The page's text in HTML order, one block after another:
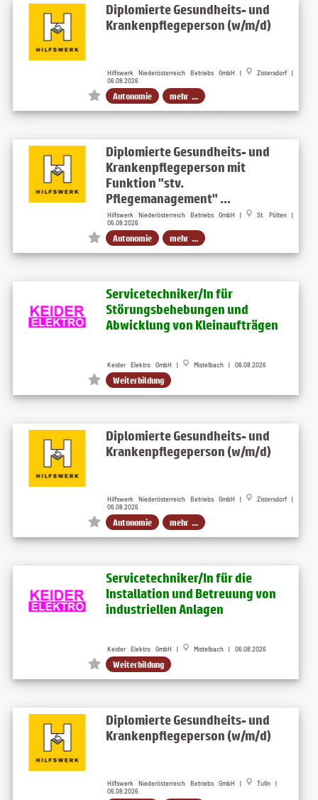
Diplomierte Gesundheits- und
Krankenpflegeperson (w/m/d)
Hilfswerk Niederösterreich Betriebs GmbH |
Zistersdorf |
06.08.2026
Autonomie mehr ...
Diplomierte Gesundheits- und
Krankenpflegeperson mit
Funktion "stv.
Pflegemanagement" ...
Hilfswerk Niederösterreich Betriebs GmbH |
St. Pölten |
06.08.2026
Autonomie mehr ...
Servicetechniker/In für
Störungsbehebungen und
Abwicklung von Kleinaufträgen
Keider Elektro GmbH | Mistelbach | 06.08.2026
Weiterbildung
Diplomierte Gesundheits- und
Krankenpflegeperson (w/m/d)
Hilfswerk Niederösterreich Betriebs GmbH |
Zistersdorf |
06.08.2026
Autonomie mehr ...
Servicetechniker/In für die
Installation und Betreuung von
industriellen Anlagen
Keider Elektro GmbH | Mistelbach | 06.08.2026
Weiterbildung
Diplomierte Gesundheits- und
Krankenpflegeperson (w/m/d)
Hilfswerk Niederösterreich Betriebs GmbH |
Tulln |
06.08.2026